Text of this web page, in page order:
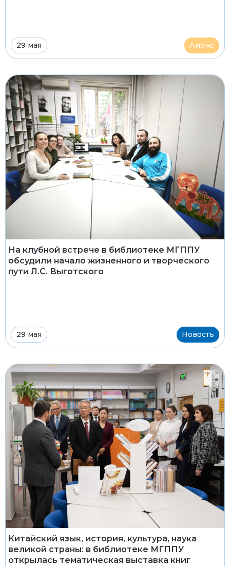
29 мая Анонс
На клубной встрече в библиотеке МГППУ
обсудили начало жизненного и творческого
пути Л.С. Выготского
29 мая Новость
Китайский язык, история, культура, наука
великой страны: в библиотеке МГППУ
открылась тематическая выставка книг